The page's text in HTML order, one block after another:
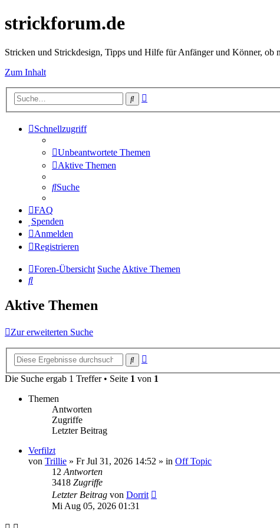
strickforum.de
Stricken und Strickdesign, Tipps und Hilfe für Anfänger und Könner, ob
Zum Inhalt
Suche
Schnellzugriff
Unbeantwortete Themen
Aktive Themen
Suche
FAQ
Spenden
Anmelden
Registrieren
Foren-Übersicht SucheAktive Themen
Suche
Aktive Themen
Zur erweiterten Suche
Suche
Die Suche ergab 1 Treffer • Seite 1 von 1
Themen
Antworten
Zugriffe
Letzter Beitrag
Verfilzt
von Trillie » Fr Jul 31, 2026 14:52 » in Off Topic
12 Antworten
3418 Zugriffe
Letzter Beitrag von Dorrit
Mi Aug 05, 2026 01:31